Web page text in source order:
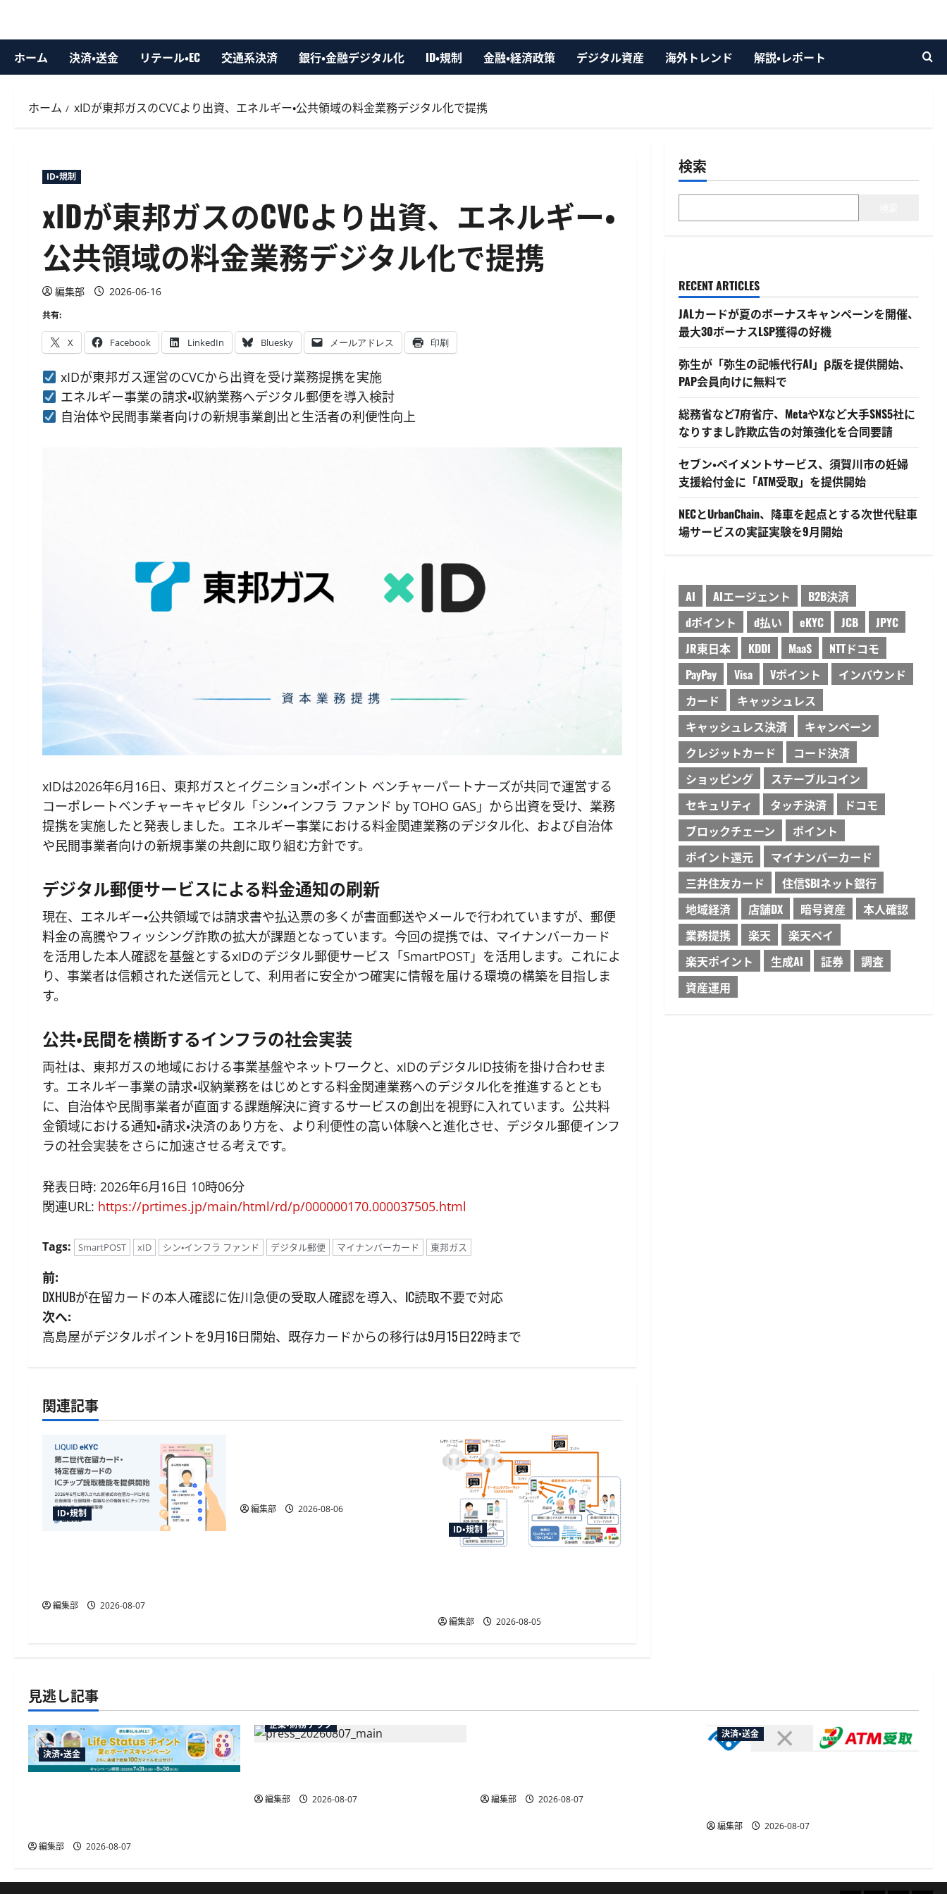
ホーム 決済・送金 リテール・EC 交通系決済 銀行・金融デジタル化 ID・規制 金融・経済政策 デジタル資産 海外トレンド 解説・レポート
ホーム xIDが東邦ガスのCVCより出資、エネルギー・公共領域の料金業務デジタル化で提携
ID・規制
xIDが東邦ガスのCVCより出資、エネルギー・
公共領域の料金業務デジタル化で提携
編集部 2026-06-16
共有:
X Facebook LinkedIn Bluesky メールアドレス 印刷
xIDが東邦ガス運営のCVCから出資を受け業務提携を実施
エネルギー事業の請求・収納業務へデジタル郵便を導入検討
自治体や民間事業者向けの新規事業創出と生活者の利便性向上
xIDは2026年6月16日、東邦ガスとイグニション・ポイント ベンチャーパートナーズが共同で運営する
コーポレートベンチャーキャピタル「シン・インフラ ファンド by TOHO GAS」から出資を受け、業務
提携を実施したと発表しました。エネルギー事業における料金関連業務のデジタル化、および自治体
や民間事業者向けの新規事業の共創に取り組む方針です。
デジタル郵便サービスによる料金通知の刷新
現在、エネルギー・公共領域では請求書や払込票の多くが書面郵送やメールで行われていますが、郵便
料金の高騰やフィッシング詐欺の拡大が課題となっています。今回の提携では、マイナンバーカード
を活用した本人確認を基盤とするxIDのデジタル郵便サービス「SmartPOST」を活用します。これによ
り、事業者は信頼された送信元として、利用者に安全かつ確実に情報を届ける環境の構築を目指しま
す。
公共・民間を横断するインフラの社会実装
両社は、東邦ガスの地域における事業基盤やネットワークと、xIDのデジタルID技術を掛け合わせま
す。エネルギー事業の請求・収納業務をはじめとする料金関連業務へのデジタル化を推進するととも
に、自治体や民間事業者が直面する課題解決に資するサービスの創出を視野に入れています。公共料
金領域における通知・請求・決済のあり方を、より利便性の高い体験へと進化させ、デジタル郵便インフ
ラの社会実装をさらに加速させる考えです。
発表日時: 2026年6月16日 10時06分
関連URL: https://prtimes.jp/main/html/rd/p/000000170.000037505.html
Tags: SmartPOST xID シン・インフラ ファンド デジタル郵便 マイナンバーカード 東邦ガス
投
稿
ナ
ゲ
ー
シ
ョ
ン
前:
DXHUBが在留カードの本人確認に佐川急便の受取人確認を導入、IC読取不要で対応
次へ:
高島屋がデジタルポイントを9月16日開始、既存カードからの移行は9月15日22時まで
関連記事
ID・規制
編集部 2026-08-07
編集部
2026-08-06
ID・規制
編集部 2026-08-05
検索
RECENT ARTICLES
JALカードが夏のボーナスキャンペーンを開催、
最大30ボーナスLSP獲得の好機
弥生が「弥生の記帳代行AI」β版を提供開始、
PAP会員向けに無料で
総務省など7府省庁、MetaやXなど大手SNS5社に
なりすまし詐欺広告の対策強化を合同要請
セブン・ペイメントサービス、須賀川市の妊婦
支援給付金に「ATM受取」を提供開始
NECとUrbanChain、降車を起点とする次世代駐車
場サービスの実証実験を9月開始
AI AIエージェント
B2B決済
dポイント
d払い eKYC JCB
JPYC
JR東日本
KDDI MaaS
NTTドコモ
PayPay
Visa Vポイント
インバウンド
カード
キャッシュレス
キャッシュレス決済
キャンペーン
クレジットカード
コード決済
ショッピング
ステーブルコイン
セキュリティ
タッチ決済
ドコモ
ブロックチェーン
ポイント
ポイント還元
マイナンバーカード
三井住友カード
住信SBIネット銀行
地域経済
店舗DX 暗号資産
本人確認
業務提携
楽天
楽天ペイ
楽天ポイント
生成AI 証券
調査
資産運用
見逃し記事
決済・送金
編集部 2026-08-07
企業・財務テック
編集部 2026-08-07
広告
編集部 2026-08-07
決済・送金
編集部 2026-08-07